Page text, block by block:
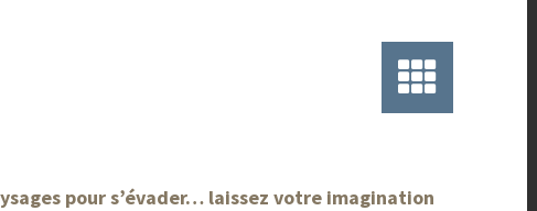
pour s’évader… laissez votre imagination